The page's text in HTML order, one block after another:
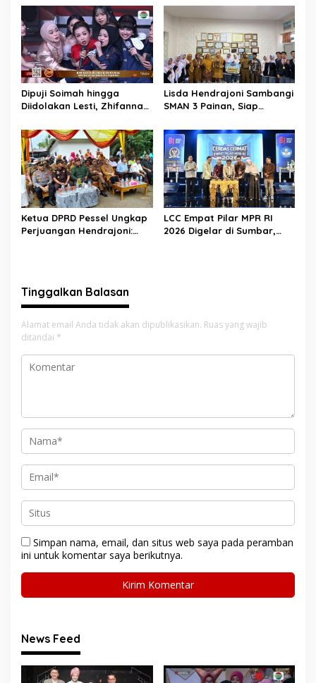
Jakarta, Panggung
D’Academy 8 Menggelegar!
Tolong Dikawal Anak Ini
Dipuji Soimah hingga
Diidolakan Lesti, Zhifanna
Lisda Hendrajoni Sambangi
SMAN 3 Painan, Siap
LCC Empat Pilar di Jakarta
Ketua DPRD Pessel Ungkap
Perjuangan Hendrajoni:
LCC Empat Pilar MPR RI
2026 Digelar di Sumbar,
Tinggalkan Balasan
Alamat email Anda tidak akan dipublikasikan. Ruas yang wajib
ditandai *
Simpan nama, email, dan situs web saya pada peramban
ini untuk komentar saya berikutnya.
News Feed